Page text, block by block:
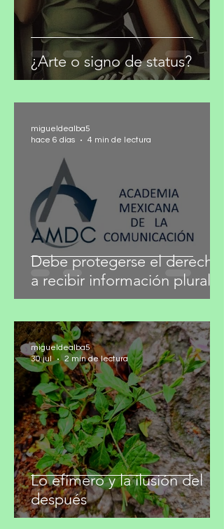
Debe protegerse el derecho
hace 6 días
Lo efímero y la ilusión del
migueldealba5
30 jul
2 min de lectura